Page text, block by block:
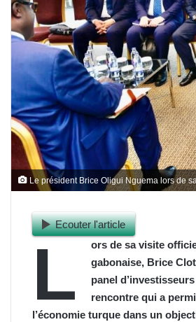
Le président Brice Oligui Nguema lors de
Ecouter l'article
L
ors de sa visite
gabonaise, Brice
panel
rencontre qui a
l’économie turque dans un